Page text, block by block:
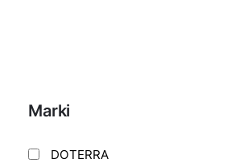
Marki
DOTERRA